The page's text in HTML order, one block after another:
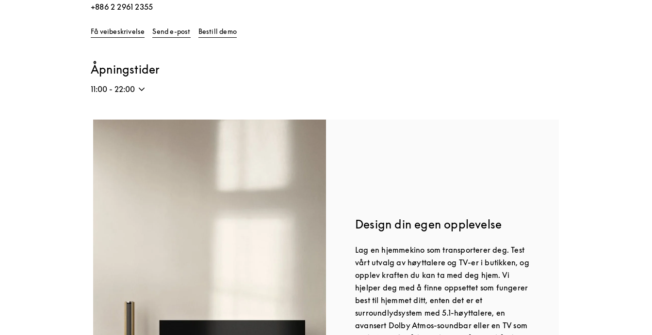
+886 2 2961 2355
Få veibeskrivelse Link Opens in New Tab
Send e-post Bestill demo
Åpningstider
11:00 - 22:00
Design din egen opplevelse
Lag en hjemmekino som transporterer deg. Test
vårt utvalg av høyttalere og TV-er i butikken, og
opplev kraften du kan ta med deg hjem. Vi
hjelper deg med å finne oppsettet som fungerer
best til hjemmet ditt, enten det er et
surroundlydsystem med 5.1-høyttalere, en
avansert Dolby Atmos-soundbar eller en TV som